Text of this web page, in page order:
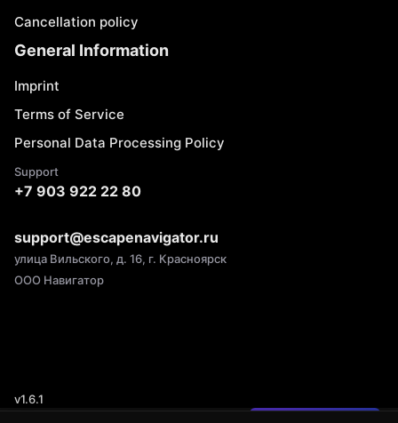
Cancellation policy
General Information
Imprint
Terms of Service
Personal Data Processing Policy
Support
+7 903 922 22 80
support@escapenavigator.ru
улица Вильского, д. 16, г. Красноярск
ООО Навигатор
v1.6.1